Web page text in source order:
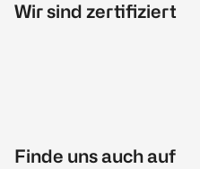
Wir sind zertifiziert
Finde uns auch auf